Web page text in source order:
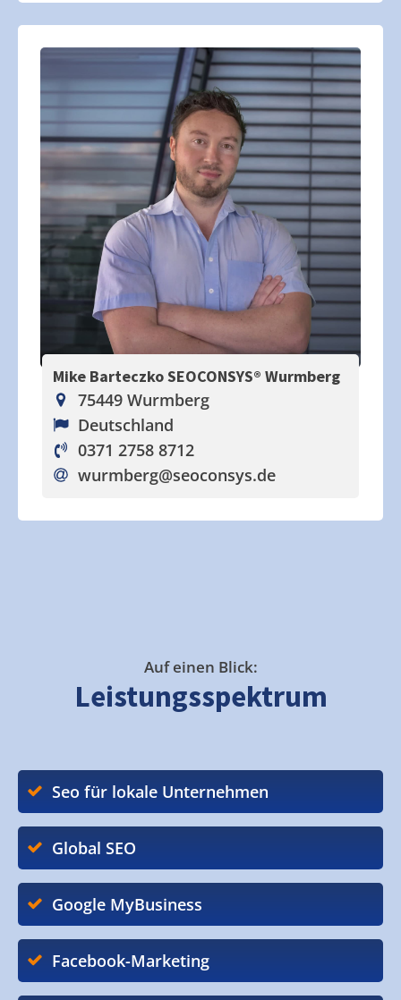
Mike Barteczko SEOCONSYS® Wurmberg
75449 Wurmberg
Deutschland
0371 2758 8712
wurmberg@seoconsys.de
Auf einen Blick:
Leistungsspektrum
Seo für lokale Unternehmen
Global SEO
Google MyBusiness
Facebook-Marketing